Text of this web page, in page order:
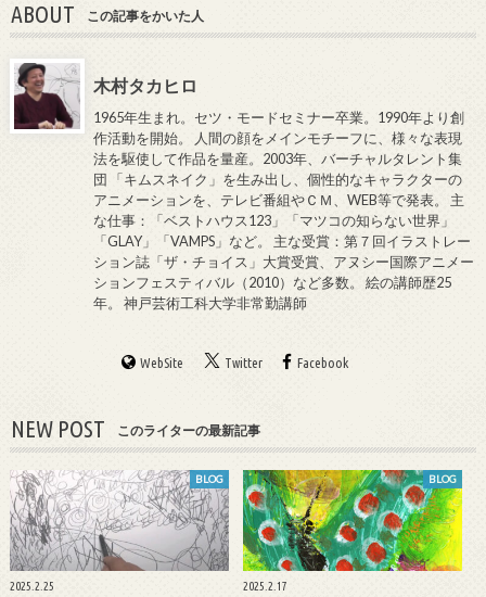
ABOUT この記事をかいた人
木村タカヒロ
1965年生まれ。セツ・モードセミナー卒業。1990年より創
作活動を開始。 人間の顔をメインモチーフに、様々な表現
法を駆使して作品を量産。2003年、バーチャルタレント集
団 「キムスネイク」を生み出し、個性的なキャラクターの
アニメーションを、テレビ番組やＣＭ、WEB等で発表。 主
な仕事：「ベストハウス123」「マツコの知らない世界」
「GLAY」「VAMPS」など。 主な受賞：第７回イラストレー
ション誌「ザ・チョイス」大賞受賞、アヌシー国際アニメー
ションフェスティバル（2010）など多数。 絵の講師歴25
年。 神戸芸術工科大学非常勤講師
WebSite Twitter Facebook
NEW POST このライターの最新記事
BLOG
2025.2.25
BLOG
2025.2.17